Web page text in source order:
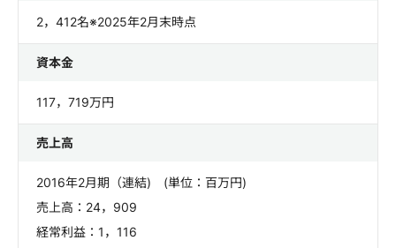
2，412名※2025年2月末時点
資本金
117，719万円
売上高
2016年2月期（連結) (単位：百万円)
売上高：24，909
経常利益：1，116